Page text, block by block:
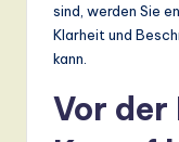
d
sind, werden Sie
Klarheit und
kann.
Vor der